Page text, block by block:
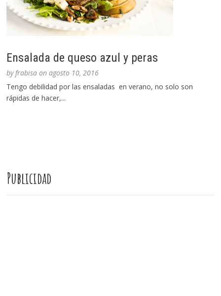
Ensalada de queso azul y peras
byfrabisa onagosto 10, 2016
Tengo debilidad por las ensaladas en verano, no solo son
rápidas de hacer,...
Publicidad